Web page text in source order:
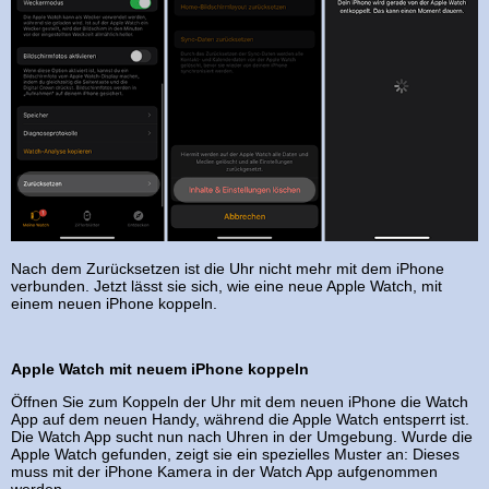
Nach dem Zurücksetzen ist die Uhr nicht mehr mit dem iPhone
verbunden. Jetzt lässt sie sich, wie eine neue Apple Watch, mit
einem neuen iPhone koppeln.
Apple Watch mit neuem iPhone koppeln
Öffnen Sie zum Koppeln der Uhr mit dem neuen iPhone die Watch
App auf dem neuen Handy, während die Apple Watch entsperrt ist.
Die Watch App sucht nun nach Uhren in der Umgebung. Wurde die
Apple Watch gefunden, zeigt sie ein spezielles Muster an: Dieses
muss mit der iPhone Kamera in der Watch App aufgenommen